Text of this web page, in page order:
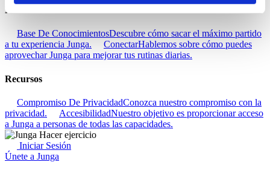
Descubra
Base De ConocimientosDescubre cómo sacar el máximo partido
a tu experiencia Junga.
ConectarHablemos sobre cómo puedes
aprovechar Junga para mejorar tus rutinas diarias.
Recursos
Compromiso De PrivacidadConozca nuestro compromiso con la
privacidad.
AccesibilidadNuestro objetivo es proporcionar acceso
a Junga a personas de todas las capacidades.
Iniciar Sesión
Únete a Junga